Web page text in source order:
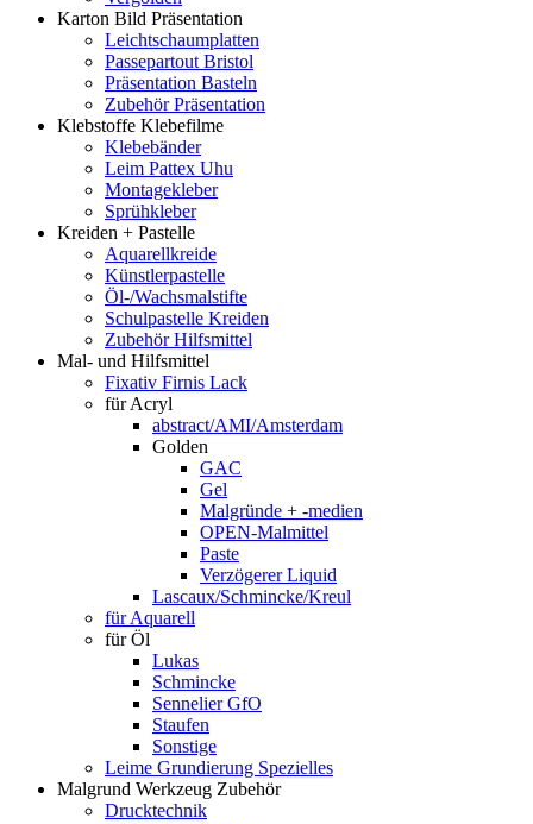
Karton Bild Präsentation
Leichtschaumplatten
Passepartout Bristol
Präsentation Basteln
Zubehör Präsentation
Klebstoffe Klebefilme
Klebebänder
Leim Pattex Uhu
Montagekleber
Sprühkleber
Kreiden + Pastelle
Aquarellkreide
Künstlerpastelle
Öl-/Wachsmalstifte
Schulpastelle Kreiden
Zubehör Hilfsmittel
Mal- und Hilfsmittel
Fixativ Firnis Lack
für Acryl
abstract/AMI/Amsterdam
Golden
GAC
Gel
Malgründe + -medien
OPEN-Malmittel
Paste
Verzögerer Liquid
Lascaux/Schmincke/Kreul
für Aquarell
für Öl
Lukas
Schmincke
Sennelier GfO
Staufen
Sonstige
Leime Grundierung Spezielles
Malgrund Werkzeug Zubehör
Drucktechnik